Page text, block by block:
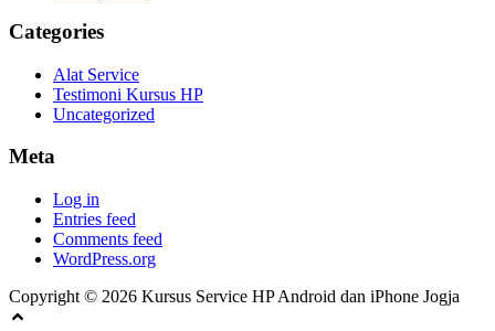
Categories
Alat Service
Testimoni Kursus HP
Uncategorized
Meta
Log in
Entries feed
Comments feed
WordPress.org
Copyright © 2026 Kursus Service HP Android dan iPhone Jogja